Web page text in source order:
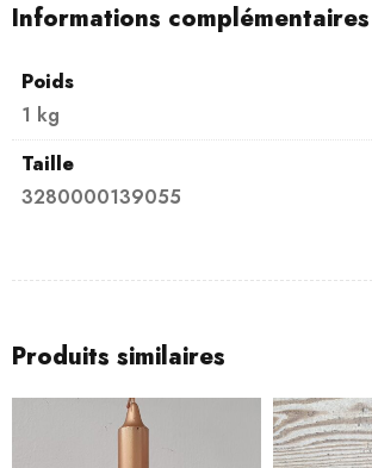
Informations complémentaires
Poids
1 kg
Taille
3280000139055
Produits similaires